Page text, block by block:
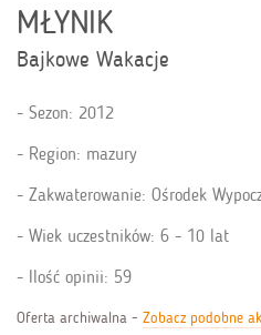
MŁYNIK
Bajkowe Wakacje
Sezon: 2012
Region: mazury
Zakwaterowanie: Ośrodek
Wiek uczestników: 6 - 10 lat
Ilość opinii: 59
Oferta archiwalna - Zobacz podobne